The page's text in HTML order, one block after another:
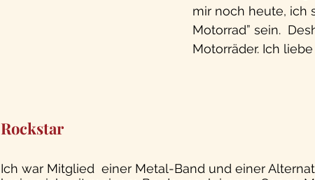
mir noch heute, ich
Motorrad” sein.
Motorräder. Ich liebe
Rockstar
Ich war Mitglied  einer Metal-Band und einer